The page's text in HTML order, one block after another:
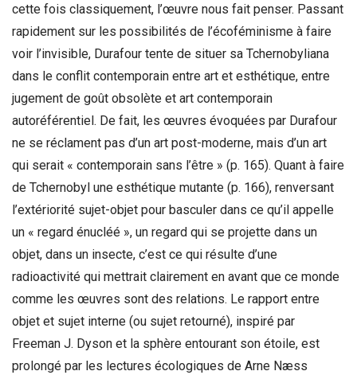
cette fois classiquement, l’œuvre nous fait penser. Passant
rapidement sur les possibilités de l’écoféminisme à faire
voir l’invisible, Durafour tente de situer sa Tchernobyliana
dans le conflit contemporain entre art et esthétique, entre
jugement de goût obsolète et art contemporain
autoréférentiel. De fait, les œuvres évoquées par Durafour
ne se réclament pas d’un art post-moderne, mais d’un art
qui serait « contemporain sans l’être » (p. 165). Quant à faire
de Tchernobyl une esthétique mutante (p. 166), renversant
l’extériorité sujet-objet pour basculer dans ce qu’il appelle
un « regard énucléé », un regard qui se projette dans un
objet, dans un insecte, c’est ce qui résulte d’une
radioactivité qui mettrait clairement en avant que ce monde
comme les œuvres sont des relations. Le rapport entre
objet et sujet interne (ou sujet retourné), inspiré par
Freeman J. Dyson et la sphère entourant son étoile, est
prolongé par les lectures écologiques de Arne Næss